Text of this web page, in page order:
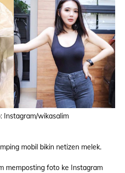
Instagram/wikasalim
mobil bikin netizen melek.
memposting foto ke Instagram